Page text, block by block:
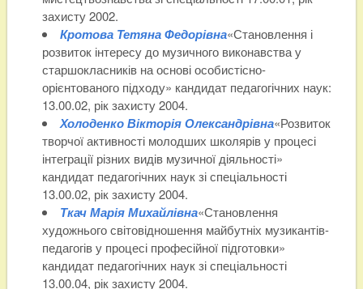
захисту 2002.
Кротова Тетяна Федорівна«Становлення і
розвиток інтересу до музичного виконавства у
старшокласників на основі особистісно-
орієнтованого підходу» кандидат педагогічних наук:
13.00.02, рік захисту 2004.
Холоденко Вікторія Олександрівна«Розвиток
творчої активності молодших школярів у процесі
інтеграції різних видів музичної діяльності»
кандидат педагогічних наук зі спеціальності
13.00.02, рік захисту 2004.
Ткач Марія Михайлівна«Становлення
художнього світовідношення майбутніх музикантів-
педагогів у процесі професійної підготовки»
кандидат педагогічних наук зі спеціальності
13.00.04, рік захисту 2004.